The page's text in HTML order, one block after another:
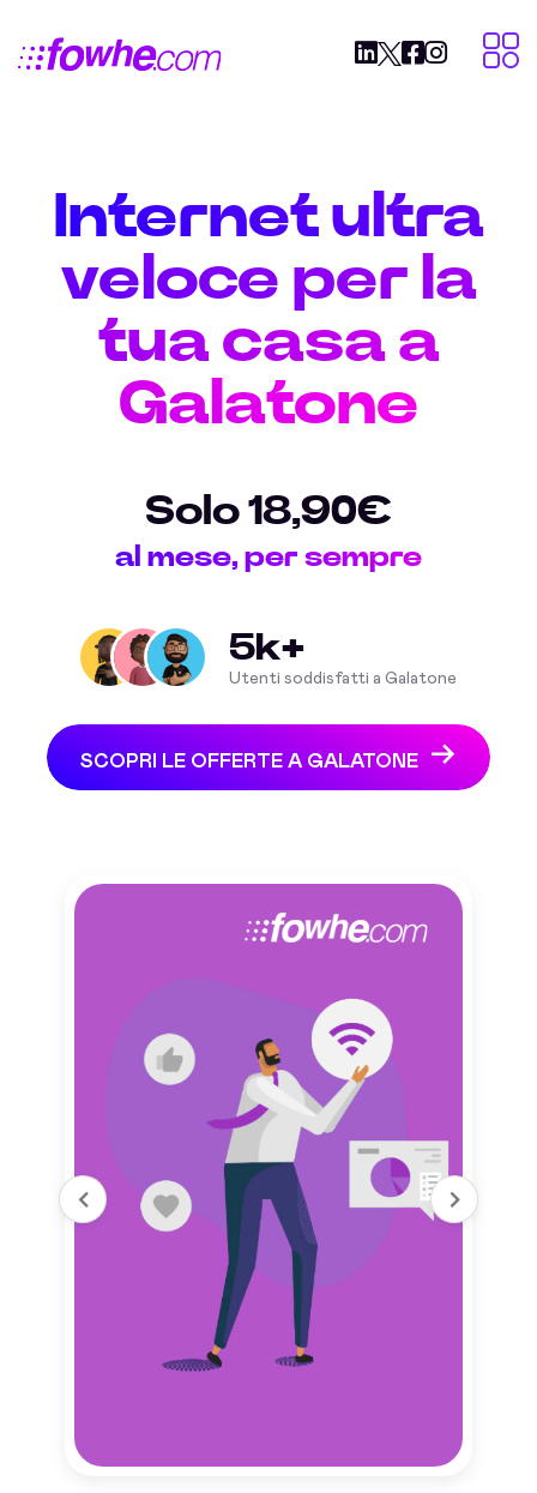
Internet ultra
veloce per la
tua casa a
Galatone
Solo 18,90€
al mese, per sempre
5k+
Utenti soddisfatti a Galatone
SCOPRI LE OFFERTE A GALATONE